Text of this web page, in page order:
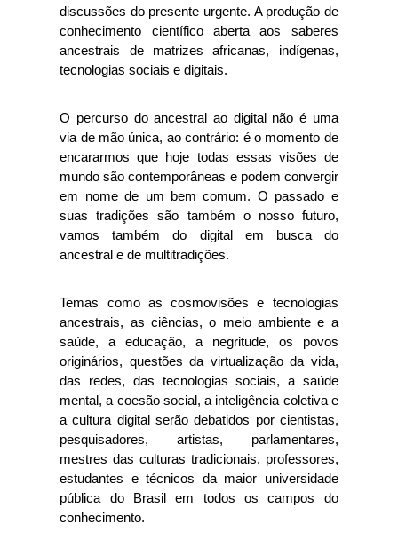
discussões do presente urgente. A produção de
conhecimento científico aberta aos saberes
ancestrais de matrizes africanas, indígenas,
tecnologias sociais e digitais.
O percurso do ancestral ao digital não é uma
via de mão única, ao contrário: é o momento de
encararmos que hoje todas essas visões de
mundo são contemporâneas e podem convergir
em nome de um bem comum. O passado e
suas tradições são também o nosso futuro,
vamos também do digital em busca do
ancestral e de multitradições.
Temas como as cosmovisões e tecnologias
ancestrais, as ciências, o meio ambiente e a
saúde, a educação, a negritude, os povos
originários, questões da virtualização da vida,
das redes, das tecnologias sociais, a saúde
mental, a coesão social, a inteligência coletiva e
a cultura digital serão debatidos por cientistas,
pesquisadores, artistas, parlamentares,
mestres das culturas tradicionais, professores,
estudantes e técnicos da maior universidade
pública do Brasil em todos os campos do
conhecimento.